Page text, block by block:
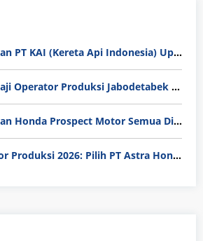
Gaji Karyawan PT KAI (Kereta Api Indonesia) Update 2025
Rata-Rata Gaji Operator Produksi Jabodetabek 2025: Bedah Tuntas UMK, Lemburan, dan Realita Hidup Buruh
Gaji Karyawan Honda Prospect Motor Semua Divisi
Gaji Operator Produksi 2026: Pilih PT Astra Honda Motor (AHM) atau Manufaktur di Jepang?